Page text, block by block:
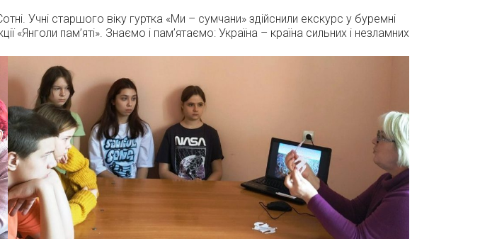
Учні старшого віку гуртка «Ми – сумчани» здійснили екскурс у буремні
«Янголи пам’яті». Знаємо і пам’ятаємо: Україна – країна сильних і незламних